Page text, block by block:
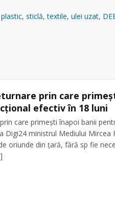
plastic, sticlă,textile, ulei uzat,
prin care
efectiv în 18 luni
care primești înapoi banii
Digi24 ministrul Mediului Mircea
oriunde din țară, fără sp fie